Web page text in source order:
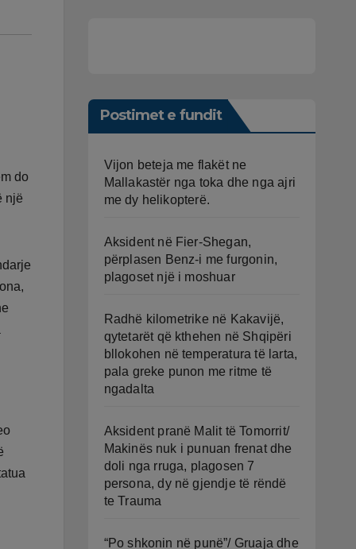
do
një
Postimet e fundit
Vijon beteja me flakët ne
Mallakastër nga toka dhe nga ajri
me dy helikopterë.
Aksident në Fier-Shegan,
përplasen Benz-i me furgonin,
plagoset një i moshuar
Radhë kilometrike në Kakavijë,
qytetarët që kthehen në Shqipëri
bllokohen në temperatura të larta,
pala greke punon me ritme të
ngadalta
Aksident pranë Malit të Tomorrit/
Makinës nuk i punuan frenat dhe
doli nga rruga, plagosen 7
persona, dy në gjendje të rëndë
te Trauma
“Po shkonin në punë”/ Gruaja dhe